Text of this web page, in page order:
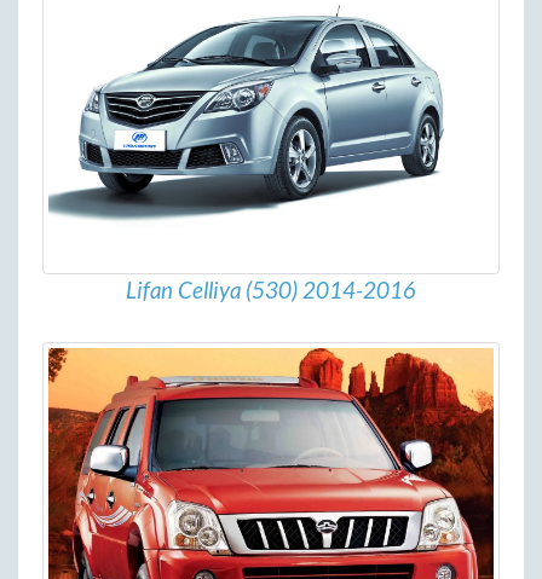
Lifan Celliya (530) 2014-2016